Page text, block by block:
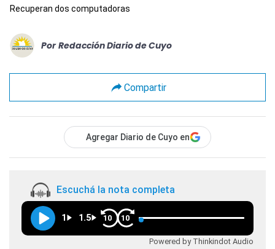
Recuperan dos computadoras
Por Redacción Diario de Cuyo
Compartir
Agregar Diario de Cuyo en
Escuchá la nota completa
1 1.5 10 10
Powered by Thinkindot Audio